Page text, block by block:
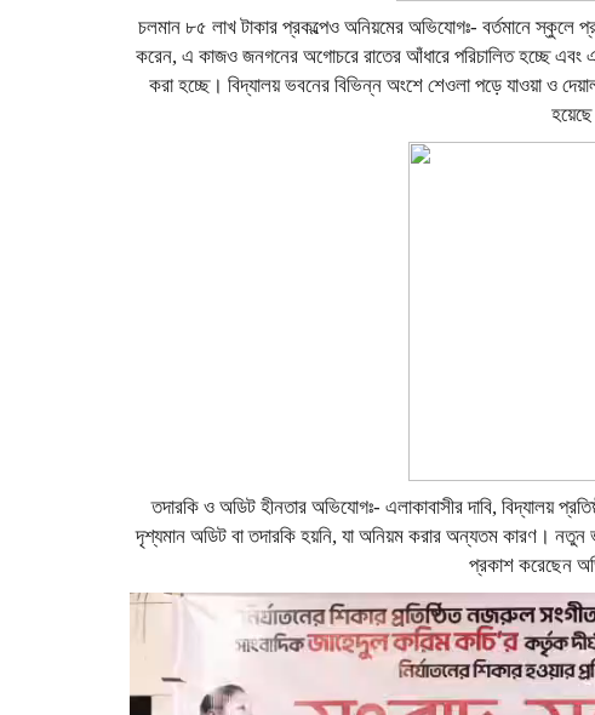
চলমান ৮৫ লাখ টাকার প্রকল্পেও অনিয়মের অভিযোগঃ- বর্তমানে স্কুলে
করেন, এ কাজও জনগনের অগোচরে রাতের আঁধারে পরিচালিত হচ্ছে এবং
করা হচ্ছে। বিদ্যালয় ভবনের বিভিন্ন অংশে শেওলা পড়ে যাওয়া ও
তদারকি ও অডিট হীনতার অভিযোগঃ- এলাকাবাসীর দাবি, বিদ্যালয়
দৃশ্যমান অডিট বা তদারকি হয়নি, যা অনিয়ম করার অন্যতম কারণ। নতুন
প্রকাশ করেছেন
Video